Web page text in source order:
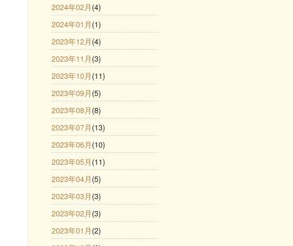
2024年02月 (4)
2024年01月 (1)
2023年12月 (4)
2023年11月 (3)
2023年10月 (11)
2023年09月 (5)
2023年08月 (8)
2023年07月 (13)
2023年06月 (10)
2023年05月 (11)
2023年04月 (5)
2023年03月 (3)
2023年02月 (3)
2023年01月 (2)